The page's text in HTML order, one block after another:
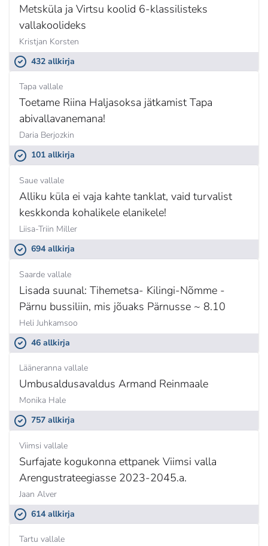
Metsküla ja Virtsu koolid 6-klassilisteks
vallakoolideks
Kristjan Korsten
432 allkirja
Tapa vallale
Toetame Riina Haljasoksa jätkamist Tapa
abivallavanemana!
Daria Berjozkin
101 allkirja
Saue vallale
Alliku küla ei vaja kahte tanklat, vaid turvalist
keskkonda kohalikele elanikele!
Liisa-Triin Miller
694 allkirja
Saarde vallale
Lisada suunal: Tihemetsa- Kilingi-Nõmme -
Pärnu bussiliin, mis jõuaks Pärnusse ~ 8.10
Heli Juhkamsoo
46 allkirja
Lääneranna vallale
Umbusaldusavaldus Armand Reinmaale
Monika Hale
757 allkirja
Viimsi vallale
Surfajate kogukonna ettpanek Viimsi valla
Arengustrateegiasse 2023-2045.a.
Jaan Alver
614 allkirja
Tartu vallale